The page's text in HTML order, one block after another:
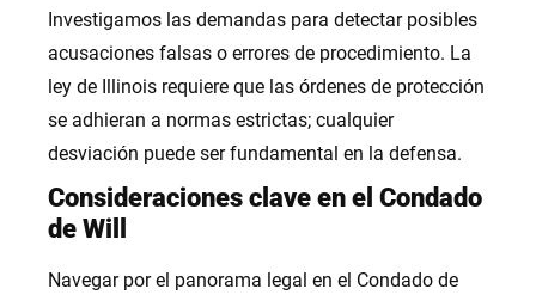
Investigamos las demandas para detectar posibles
acusaciones falsas o errores de procedimiento. La
ley de Illinois requiere que las órdenes de protección
se adhieran a normas estrictas; cualquier
desviación puede ser fundamental en la defensa.
Consideraciones clave en el Condado
de Will
Navegar por el panorama legal en el Condado de